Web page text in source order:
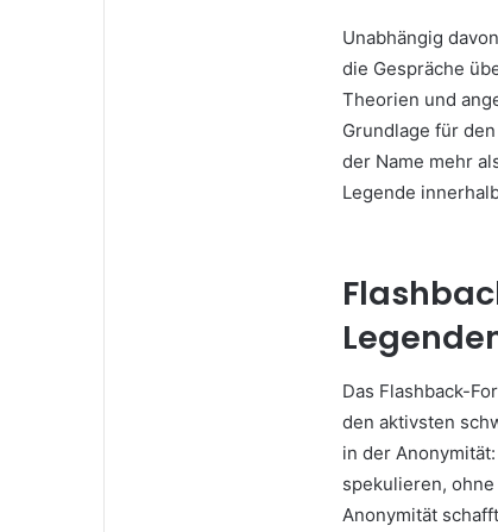
Unabhängig
die Gespräche
Theorien und
Grundlage für
der Name mehr
Legende
Das Flashback-
den aktivsten
in der
spekulieren,
Anonymität